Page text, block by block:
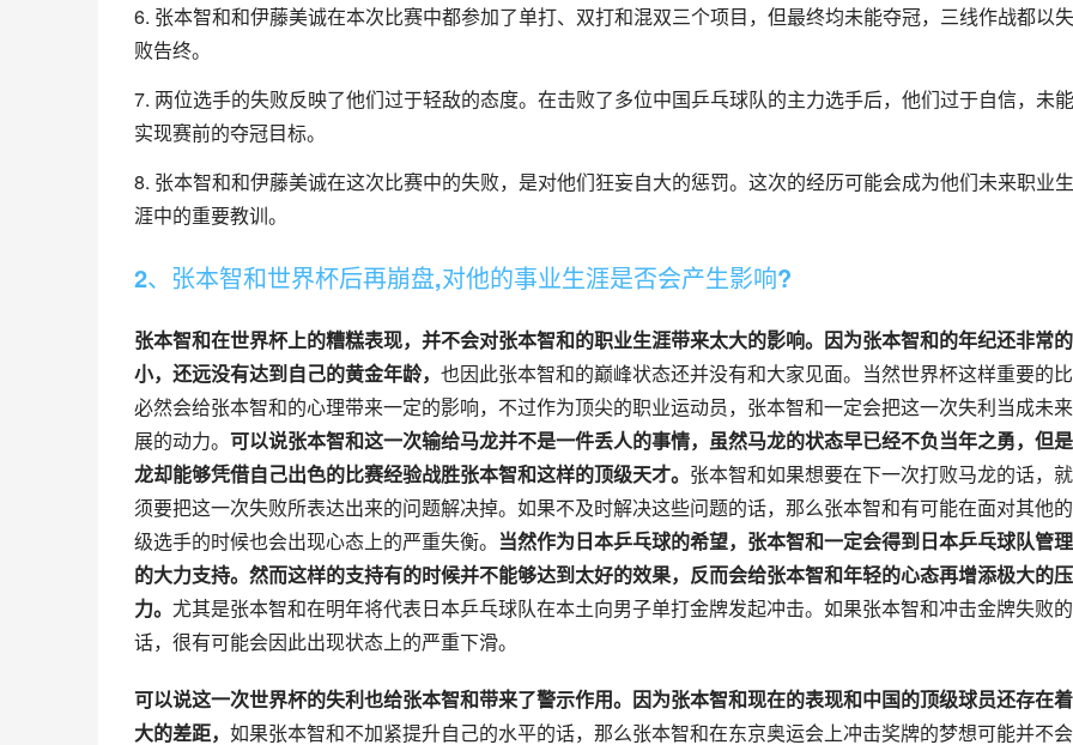
6. 张本智和和伊藤美诚在本次比赛中都参加了单打、双打和混双三个项目，但最终均未能夺冠，三线作战都以失
败告终。
7. 两位选手的失败反映了他们过于轻敌的态度。在击败了多位中国乒乓球队的主力选手后，他们过于自信，未能
实现赛前的夺冠目标。
8. 张本智和和伊藤美诚在这次比赛中的失败，是对他们狂妄自大的惩罚。这次的经历可能会成为他们未来职业生
涯中的重要教训。
2、张本智和世界杯后再崩盘,对他的事业生涯是否会产生影响?
张本智和在世界杯上的糟糕表现，并不会对张本智和的职业生涯带来太大的影响。因为张本智和的年纪还非常的
小，还远没有达到自己的黄金年龄， 也因此张本智和的巅峰状态还并没有和大家见面。当然世界杯这样重要的
必然会给张本智和的心理带来一定的影响，不过作为顶尖的职业运动员，张本智和一定会把这一次失利当成未
展的动力。 可以说张本智和这一次输给马龙并不是一件丢人的事情，虽然马龙的状态早已经不负当年之勇，但
龙却能够凭借自己出色的比赛经验战胜张本智和这样的顶级天才。 张本智和如果想要在下一次打败马龙的话，
须要把这一次失败所表达出来的问题解决掉。如果不及时解决这些问题的话，那么张本智和有可能在面对其他
级选手的时候也会出现心态上的严重失衡。 当然作为日本乒乓球的希望，张本智和一定会得到日本乒乓球队管
的大力支持。然而这样的支持有的时候并不能够达到太好的效果，反而会给张本智和年轻的心态再增添极大的压
力。 尤其是张本智和在明年将代表日本乒乓球队在本土向男子单打金牌发起冲击。如果张本智和冲击金牌失败的
话，很有可能会因此出现状态上的严重下滑。
可以说这一次世界杯的失利也给张本智和带来了警示作用。因为张本智和现在的表现和中国的顶级球员还存在
大的差距， 如果张本智和不加紧提升自己的水平的话，那么张本智和在东京奥运会上冲击奖牌的梦想可能并不